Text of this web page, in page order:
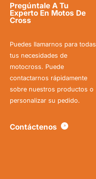
Pregúntale A Tu
Experto En Motos De
Cross
Puedes llamarnos para todas
tus necesidades de
motocross. Puede
contactarnos rápidamente
sobre nuestros productos o
personalizar su pedido.
Contáctenos